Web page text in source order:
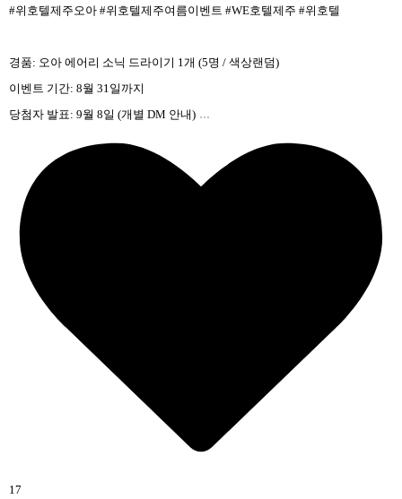
#위호텔제주오아 #위호텔제주여름이벤트 #WE호텔제주 #위호텔
경품: 오아 에어리 소닉 드라이기 1개 (5명 / 색상랜덤)
이벤트 기간: 8월 31일까지
당첨자 발표: 9월 8일 (개별 DM 안내) ...
17